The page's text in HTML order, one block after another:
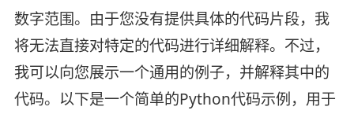
数字范围。由于您没有提供具体的代码片段，我
将无法直接对特定的代码进行详细解释。不过，
我可以向您展示一个通用的例子，并解释其中的
代码。以下是一个简单的Python代码示例，用于